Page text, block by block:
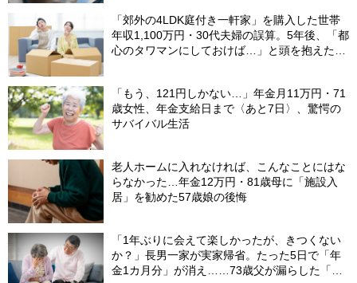
「郊外の4LDK庭付き一軒家」を購入した世帯
年収1,100万円・30代夫婦の誤算。5年後、「都
心のタワマンにしておけば…」と頭を抱えたワ
「もう、121円しかない…」年金月11万円・71
歳女性、年金支給日まで〈あと7日〉、驚愕の
サバイバル生活
老人ホームに入れなければ、こんなことにはな
らなかった…年金12万円・81歳母に「施設入
居」を勧めた57歳娘の後悔
「1年ぶりに会えて楽しかったが、きつくない
か？」長男一家が実家帰省。たった5日で「年
金1カ月分」が消え……73歳父が漏らした「本